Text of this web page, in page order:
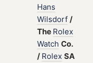
Hans
Wilsdorf /
The Rolex
Watch Co.
/ Rolex SA